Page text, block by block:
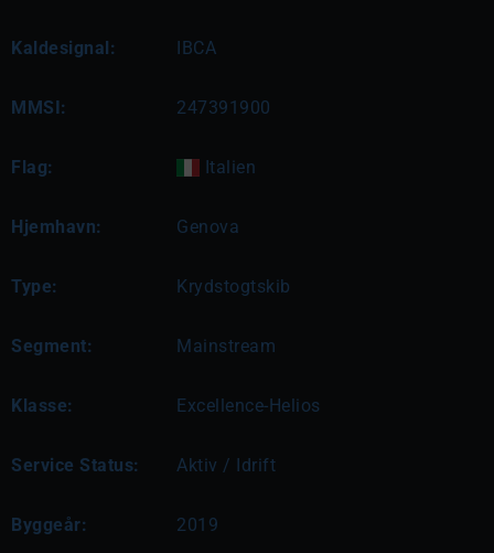
Kaldesignal: IBCA
MMSI: 247391900
Flag: Italien
Hjemhavn: Genova
Type: Krydstogtskib
Segment: Mainstream
Klasse: Excellence-Helios
Service Status: Aktiv / Idrift
Byggeår: 2019